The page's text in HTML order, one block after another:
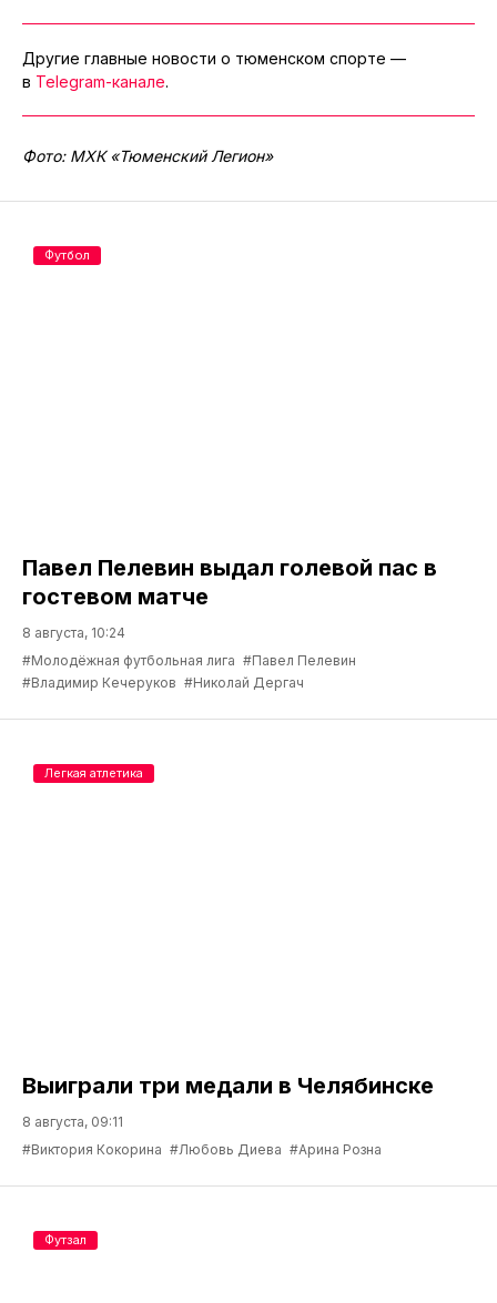
Другие главные новости о тюменском спорте —
в Telegram-канале.
Фото: МХК «Тюменский Легион»
Павел Пелевин выдал голевой пас в
гостевом матче
8 августа, 10:24
#Молодёжная футбольная лига #Павел Пелевин
#Владимир Кечеруков #Николай Дергач
Футбол
Выиграли три медали в Челябинске
8 августа, 09:11
#Виктория Кокорина #Любовь Диева #Арина Розна
Легкая атлетика
Футзал